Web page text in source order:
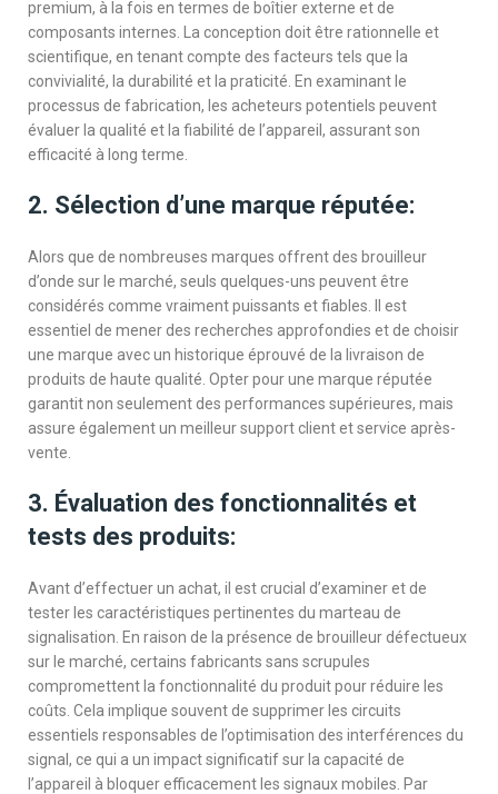
premium, à la fois en termes de boîtier externe et de
composants internes. La conception doit être rationnelle et
scientifique, en tenant compte des facteurs tels que la
convivialité, la durabilité et la praticité. En examinant le
processus de fabrication, les acheteurs potentiels peuvent
évaluer la qualité et la fiabilité de l’appareil, assurant son
efficacité à long terme.
2. Sélection d’une marque réputée:
Alors que de nombreuses marques offrent des brouilleur
d’onde sur le marché, seuls quelques-uns peuvent être
considérés comme vraiment puissants et fiables. Il est
essentiel de mener des recherches approfondies et de choisir
une marque avec un historique éprouvé de la livraison de
produits de haute qualité. Opter pour une marque réputée
garantit non seulement des performances supérieures, mais
assure également un meilleur support client et service après-
vente.
3. Évaluation des fonctionnalités et
tests des produits:
Avant d’effectuer un achat, il est crucial d’examiner et de
tester les caractéristiques pertinentes du marteau de
signalisation. En raison de la présence de brouilleur défectueux
sur le marché, certains fabricants sans scrupules
compromettent la fonctionnalité du produit pour réduire les
coûts. Cela implique souvent de supprimer les circuits
essentiels responsables de l’optimisation des interférences du
signal, ce qui a un impact significatif sur la capacité de
l’appareil à bloquer efficacement les signaux mobiles. Par